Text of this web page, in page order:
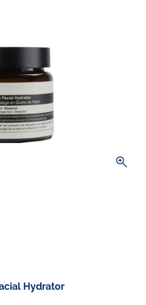
zoom_in
Hydrator